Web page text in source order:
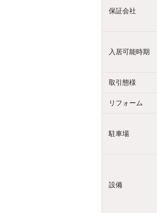
保証会社
入居可能時期
取引態様
リフォーム
駐車場
設備